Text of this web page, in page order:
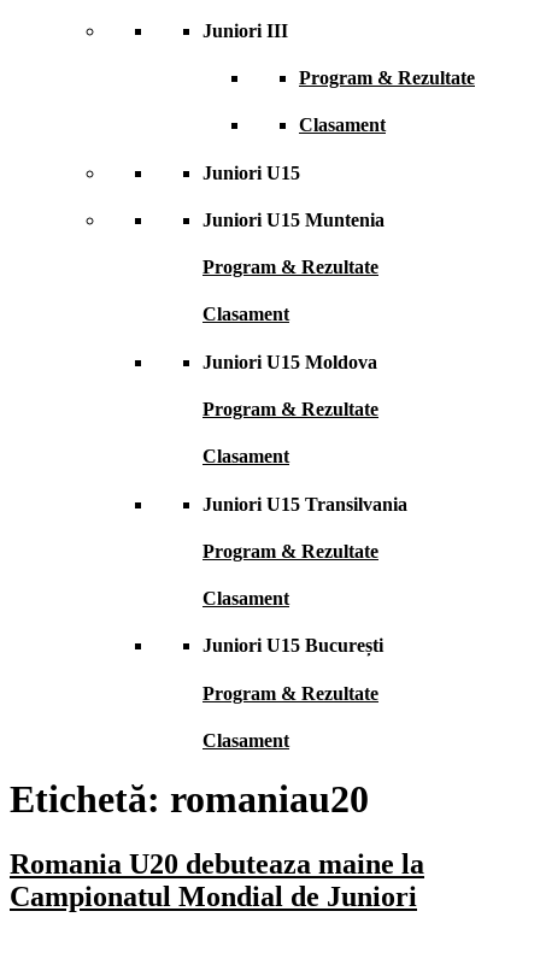
Juniori III
Program & Rezultate
Clasament
Juniori U15
Juniori U15 Muntenia
Program & Rezultate
Clasament
Juniori U15 Moldova
Program & Rezultate
Clasament
Juniori U15 Transilvania
Program & Rezultate
Clasament
Juniori U15 București
Program & Rezultate
Clasament
Etichetă: romaniau20
Romania U20 debuteaza maine la
Campionatul Mondial de Juniori